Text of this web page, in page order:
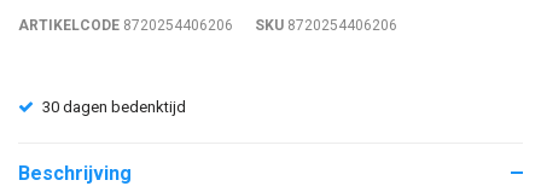
ARTIKELCODE 8720254406206 SKU 8720254406206
30 dagen bedenktijd
Beschrijving